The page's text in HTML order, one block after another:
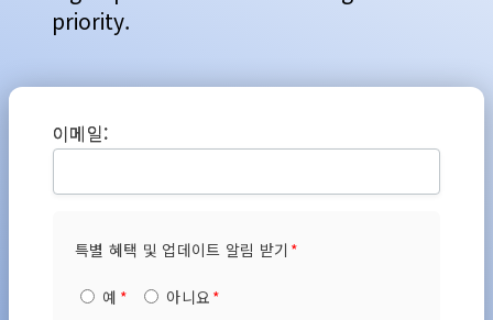
priority.
이메일:
특별 혜택 및 업데이트 알림 받기
예 아니요